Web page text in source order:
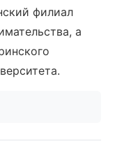
филиал
а